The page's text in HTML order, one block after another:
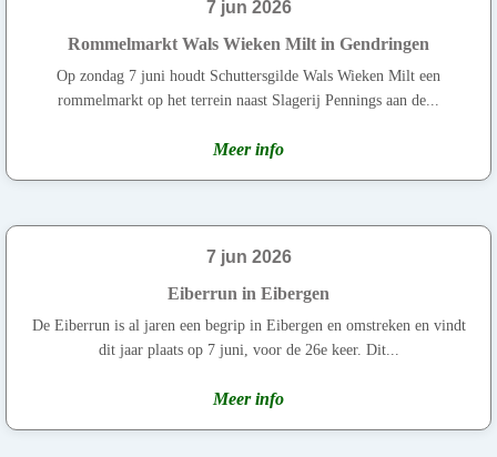
7 jun 2026
Rommelmarkt Wals Wieken Milt in Gendringen
Op zondag 7 juni houdt Schuttersgilde Wals Wieken Milt een
rommelmarkt op het terrein naast Slagerij Pennings aan de...
Meer info
7 jun 2026
Eiberrun in Eibergen
De Eiberrun is al jaren een begrip in Eibergen en omstreken en vindt
dit jaar plaats op 7 juni, voor de 26e keer. Dit...
Meer info